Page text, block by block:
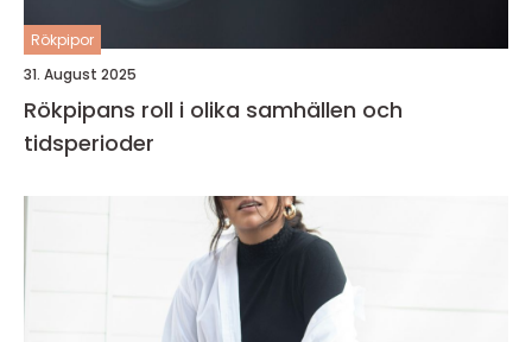
Rökpipor
31. August 2025
Rökpipans roll i olika samhällen och
tidsperioder